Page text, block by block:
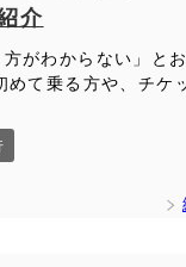
介
がわからない」と
て乗る方や、チケ